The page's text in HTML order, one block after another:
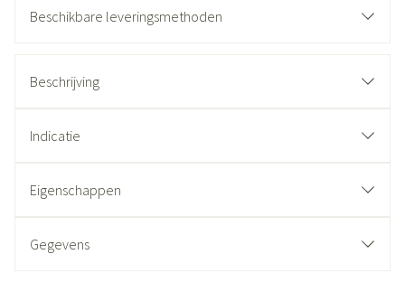
Beschikbare leveringsmethoden
Beschrijving
Indicatie
Eigenschappen
Gegevens